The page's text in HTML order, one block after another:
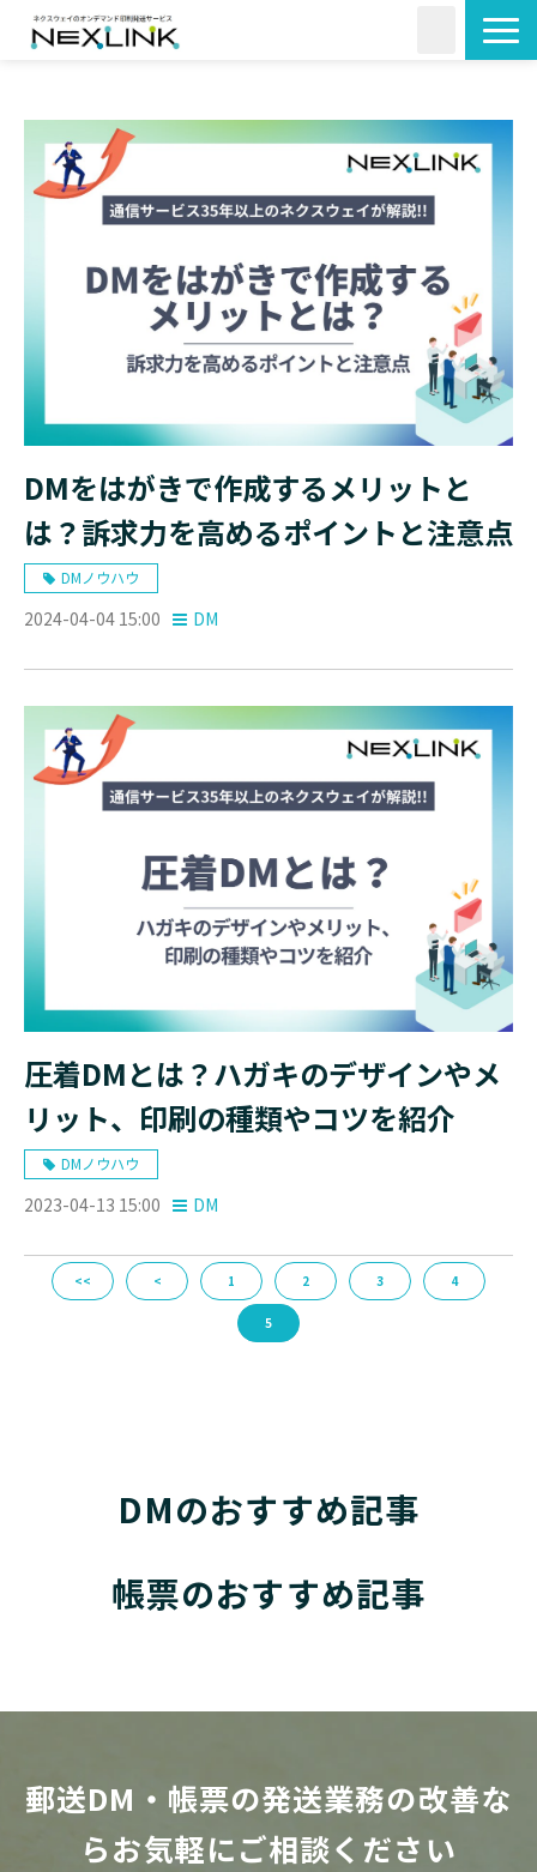
活用シーン
導入事例
コラム
DMをはがきで作成するメリットと
は？訴求力を高めるポイントと注意点
DMノウハウ
2024-04-04 15:00 DM
圧着DMとは？ハガキのデザインやメ
リット、印刷の種類やコツを紹介
DMノウハウ
2023-04-13 15:00 DM
<< < 1 2 3 4
5
DMのおすすめ記事
帳票のおすすめ記事
郵送DM・帳票の発送業務の改善な
らお気軽にご相談ください